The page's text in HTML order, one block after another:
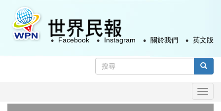
容
搜
尋
Facebook Instagram 關於我們 英文版